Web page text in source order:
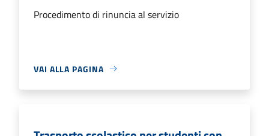
Procedimento di rinuncia al servizio
VAI ALLA PAGINA